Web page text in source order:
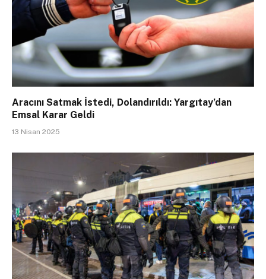
Aracını Satmak İstedi, Dolandırıldı: Yargıtay’dan
Emsal Karar Geldi
13 Nisan 2025